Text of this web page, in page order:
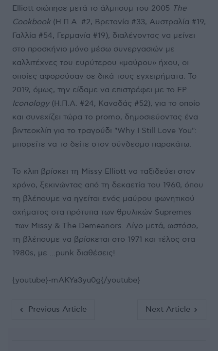
Elliott σιώπησε μετά το άλμπουμ του 2005 The
Cookbook(Η.Π.Α. #2, Βρετανία #33, Αυστραλία #19,
Γαλλία #54, Γερμανία #19), διαλέγοντας να μείνει
στο προσκήνιο μόνο μέσω συνεργασιών με
καλλιτέχνες του ευρύτερου «μαύρου» ήχου, οι
οποίες αφορούσαν σε δικά τους εγχειρήματα. Το
2019, όμως, την είδαμε να επιστρέφει με το ΕΡ
Iconology(Η.Π.Α. #24, Καναδάς #52), για το οποίο
και συνεχίζει τώρα το promo, δημοσιεύοντας ένα
βιντεοκλίπ για το τραγούδι "Why I Still Love You":
μπορείτε να το δείτε στον σύνδεσμο παρακάτω.
Το κλιπ βρίσκει τη Missy Elliott να ταξιδεύει στον
χρόνο, ξεκινώντας από τη δεκαετία του 1960, όπου
τη βλέπουμε να ηγείται ενός μαύρου φωνητικού
σχήματος στα πρότυπα των θρυλικών Supremes
-των Missy & The Demeanors. Λίγο μετά, ωστόσο,
τη βλέπουμε να βρίσκεται στο 1971 και τέλος στα
1980s, με ...punk διαθέσεις!
{youtube}-mAKYa3yu0g{/youtube}
Previous Article Next Article